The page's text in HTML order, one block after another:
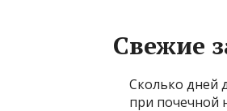
Свежие
Сколько дней
при почечной